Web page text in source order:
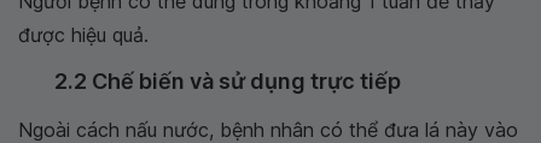
được hiệu quả.
2.2 Chế biến và sử dụng trực tiếp
Ngoài cách nấu nước, bệnh nhân có thể đưa lá này vào